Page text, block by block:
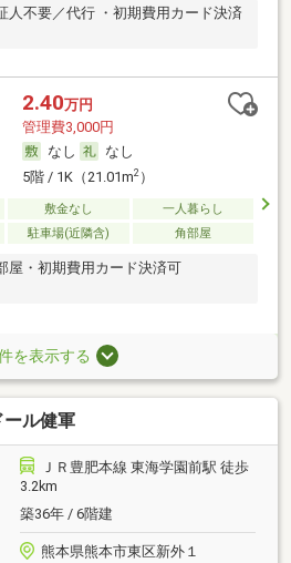
人不要／代行 ・初期費用カード決済
2.40万円
管理費3,000円
なし
なし
5階 / 1K（21.01m2）
敷金なし
一人暮らし
駐車場(近隣含) 角部屋
屋・初期費用カード決済可
を表示する
ル健軍
ＪＲ豊肥本線 東海学園前駅 徒歩
3.2km
築36年 / 6階建
熊本県熊本市東区新外１